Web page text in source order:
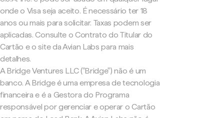
onde o Visa seja aceito. É necessário ter 18
anos ou mais para solicitar. Taxas podem ser
aplicadas. Consulte o Contrato do Titular do
Cartão e o site da Avian Labs para mais
detalhes.
A Bridge Ventures LLC ("Bridge") não é um
banco. A Bridge é uma empresa de tecnologia
financeira e é a Gestora do Programa
responsável por gerenciar e operar o Cartão